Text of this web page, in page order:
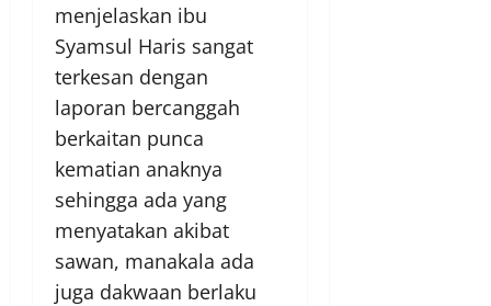
menjelaskan ibu
Syamsul Haris sangat
terkesan dengan
laporan bercanggah
berkaitan punca
kematian anaknya
sehingga ada yang
menyatakan akibat
sawan, manakala ada
juga dakwaan berlaku